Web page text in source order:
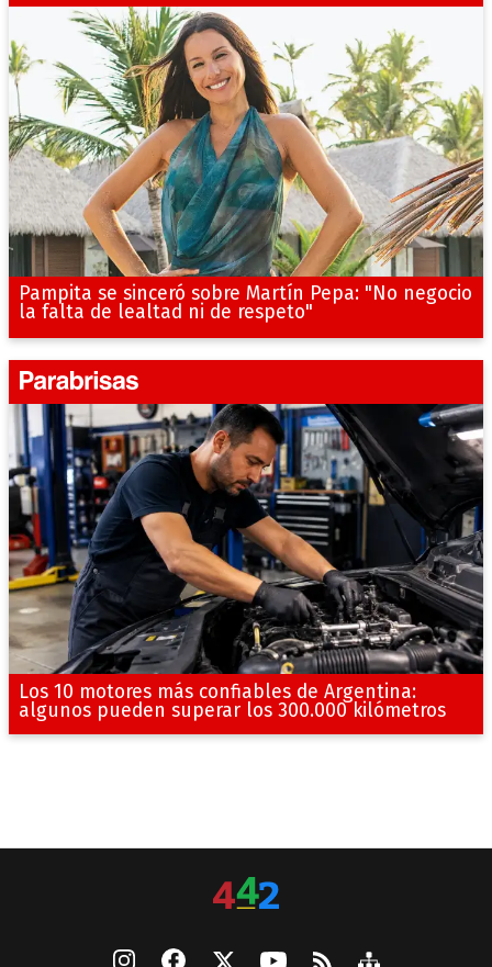
Pampita se sinceró sobre Martín Pepa: "No negocio
la falta de lealtad ni de respeto"
Los 10 motores más confiables de Argentina:
algunos pueden superar los 300.000 kilómetros